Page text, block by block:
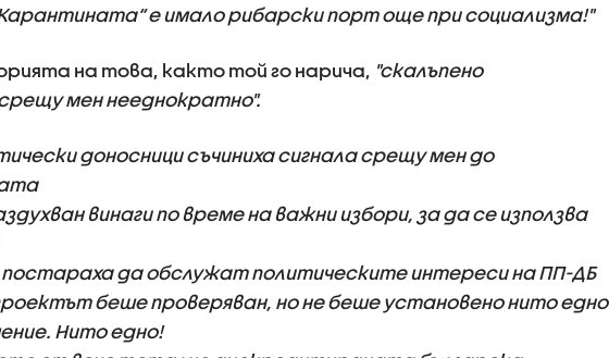
е имало рибарски порт още при социализма!"
на това, както той го нарича, "скалъпено
мен нееднократно".
доносници съчиниха сигнала срещу мен до
винаги по време на важни избори, за да се използва
постараха да обслужат политическите интереси на ПП-ДБ
беше проверяван, но не беше установено нито едно
Нито едно!